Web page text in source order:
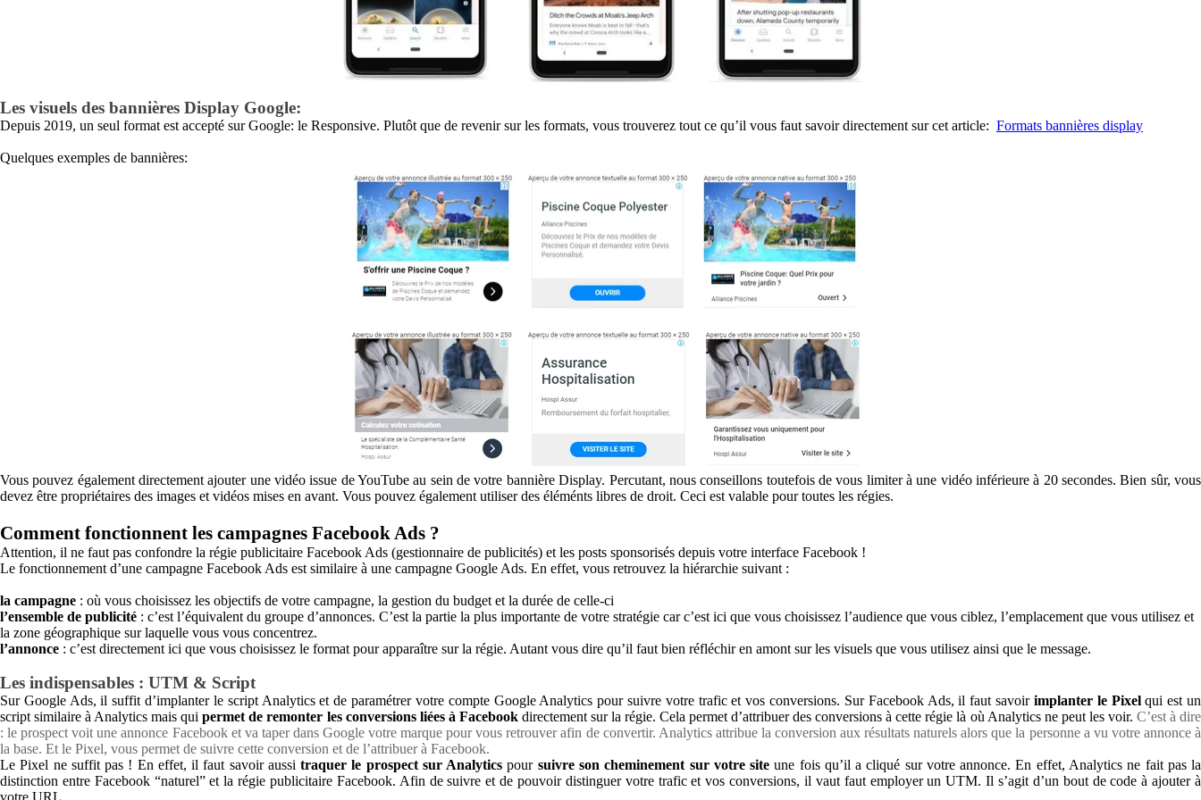
Les visuels des bannières Display Google:
Depuis 2019, un seul format est accepté sur Google: le Responsive. Plutôt que de revenir sur les formats, vous trouverez tout ce qu’il vous faut savoir directement sur cet article: Formats bannières display
Quelques exemples de bannières:
Vous pouvez également directement ajouter une vidéo issue de YouTube au sein de votre bannière Display. Percutant, nous conseillons toutefois de vous limiter à une vidéo inférieure à 20 secondes. Bien sûr, vous
devez être propriétaires des images et vidéos mises en avant. Vous pouvez également utiliser des éléménts libres de droit. Ceci est valable pour toutes les régies.
Comment fonctionnent les campagnes Facebook Ads ?
Attention, il ne faut pas confondre la régie publicitaire Facebook Ads (gestionnaire de publicités) et les posts sponsorisés depuis votre interface Facebook !
Le fonctionnement d’une campagne Facebook Ads est similaire à une campagne Google Ads. En effet, vous retrouvez la hiérarchie suivant :
la campagne : où vous choisissez les objectifs de votre campagne, la gestion du budget et la durée de celle-ci
l’ensemble de publicité : c’est l’équivalent du groupe d’annonces. C’est la partie la plus importante de votre stratégie car c’est ici que vous choisissez l’audience que vous ciblez, l’emplacement que vous utilisez et
la zone géographique sur laquelle vous vous concentrez.
l’annonce : c’est directement ici que vous choisissez le format pour apparaître sur la régie. Autant vous dire qu’il faut bien réfléchir en amont sur les visuels que vous utilisez ainsi que le message.
Les indispensables : UTM & Script
Sur Google Ads, il suffit d’implanter le script Analytics et de paramétrer votre compte Google Analytics pour suivre votre trafic et vos conversions. Sur Facebook Ads, il faut savoir implanter le Pixelqui est un
script similaire à Analytics mais quipermet de remonter les conversions liées à Facebookdirectement sur la régie. Cela permet d’attribuer des conversions à cette régie là où Analytics ne peut les voir. C’est à dire
: le prospect voit une annonce Facebook et va taper dans Google votre marque pour vous retrouver afin de convertir. Analytics attribue la conversion aux résultats naturels alors que la personne a vu votre annonce à
la base. Et le Pixel, vous permet de suivre cette conversion et de l’attribuer à Facebook.
Le Pixel ne suffit pas ! En effet, il faut savoir aussi traquer le prospect sur Analytics pour suivre son cheminement sur votre site une fois qu’il a cliqué sur votre annonce. En effet, Analytics ne fait pas la
distinction entre Facebook “naturel” et la régie publicitaire Facebook. Afin de suivre et de pouvoir distinguer votre trafic et vos conversions, il vaut faut employer un UTM. Il s’agit d’un bout de code à ajouter à
votre URL.